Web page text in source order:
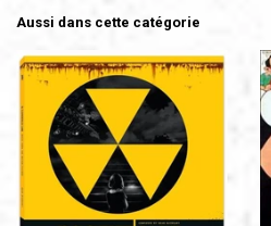
Aussi dans cette catégorie